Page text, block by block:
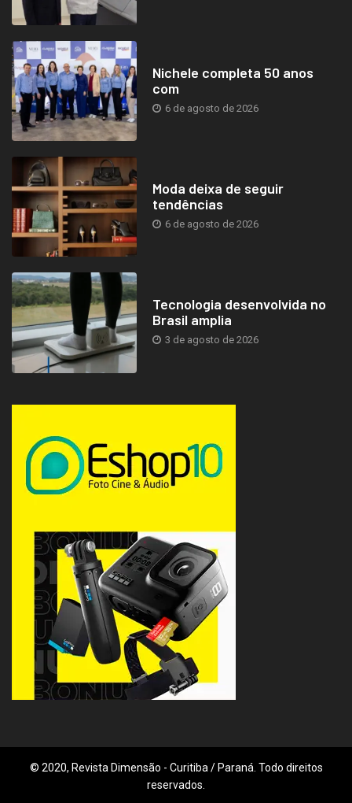
Nichele completa 50 anos
com
6 de agosto de 2026
Moda deixa de seguir
tendências
6 de agosto de 2026
Tecnologia desenvolvida no
Brasil amplia
3 de agosto de 2026
© 2020, Revista Dimensão - Curitiba / Paraná. Todo direitos
reservados.